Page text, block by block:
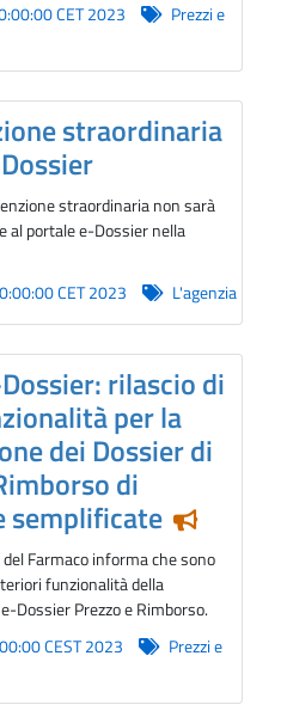
CET 2023
Prezzi e
straordinaria
straordinaria non sarà
al portale e-Dossier nella
CET 2023
L'agenzia
rilascio di
per la
dei Dossier di
di
semplificate Notizia
del Farmaco informa che sono
funzionalità della
Dossier Prezzo e Rimborso.
CEST 2023
Prezzi e